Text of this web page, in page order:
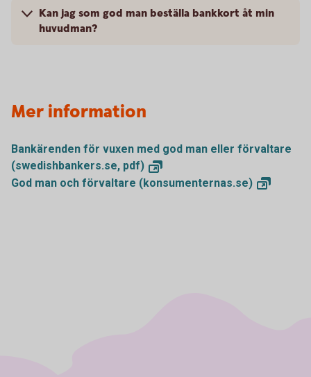
Kan jag som god man beställa bankkort åt min
huvudman?
Mer information
Bankärenden för vuxen med god man eller förvaltare
(swedishbankers.se, pdf)
God man och förvaltare (konsumenternas.se)